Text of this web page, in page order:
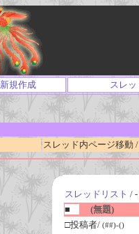
新規作成 スレ
スレッド内ページ移動 /
スレッドリスト /
■
(無題)
□投稿者/ (##)-()